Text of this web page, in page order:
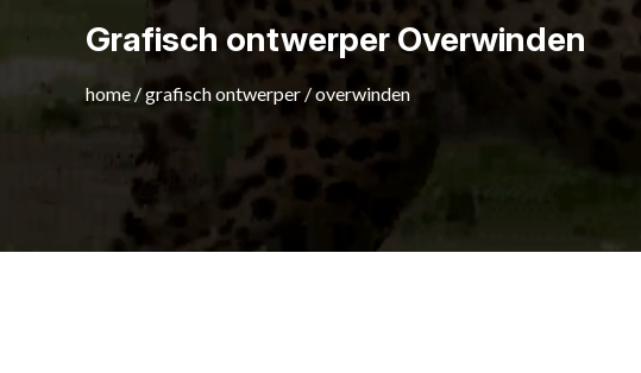
Grafisch ontwerper Overwinden
home /grafisch ontwerper /overwinden